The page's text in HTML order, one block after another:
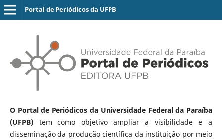
Portal de Periódicos da UFPB
O Portal de Periódicos da Universidade Federal da Paraíba
(UFPB)tem como objetivo ampliar a visibilidade e a
disseminação da produção científica da instituição por meio